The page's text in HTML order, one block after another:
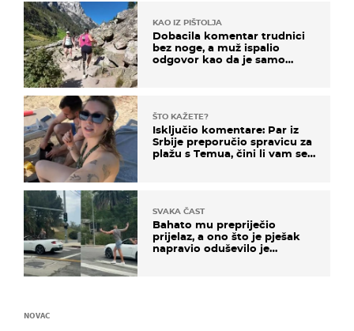
KAO IZ PIŠTOLJA
Dobacila komentar trudnici
bez noge, a muž ispalio
odgovor kao da je samo
ŠTO KAŽETE?
Isključio komentare: Par iz
Srbije preporučio spravicu za
plažu s Temua, čini li vam se
SVAKA ČAST
Bahato mu prepriječio
prijelaz, a ono što je pješak
napravio oduševilo je
NOVAC